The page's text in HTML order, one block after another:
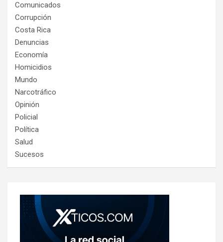
Comunicados
Corrupción
Costa Rica
Denuncias
Economía
Homicidios
Mundo
Narcotráfico
Opinión
Policial
Política
Salud
Sucesos